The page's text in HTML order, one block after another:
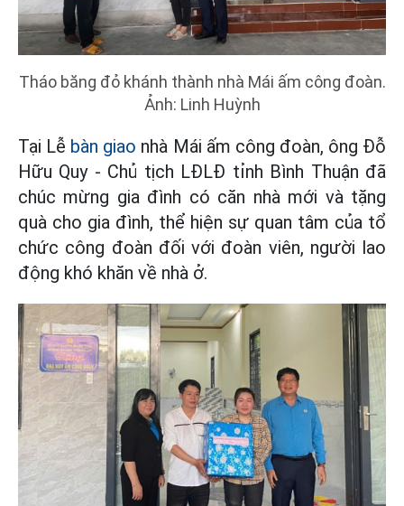
Tháo băng đỏ khánh thành nhà Mái ấm công đoàn.
Ảnh: Linh Huỳnh
Tại Lễ bàn giao nhà Mái ấm công đoàn, ông Đỗ
Hữu Quy - Chủ tịch LĐLĐ tỉnh Bình Thuận đã
chúc mừng gia đình có căn nhà mới và tặng
quà cho gia đình, thể hiện sự quan tâm của tổ
chức công đoàn đối với đoàn viên, người lao
động khó khăn về nhà ở.